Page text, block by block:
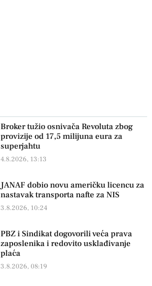
Broker tužio osnivača Revoluta zbog
provizije od 17,5 milijuna eura za
superjahtu
4.8.2026, 13:13
JANAF dobio novu američku licencu za
nastavak transporta nafte za NIS
3.8.2026, 10:24
PBZ i Sindikat dogovorili veća prava
zaposlenika i redovito usklađivanje
plaća
3.8.2026, 08:19